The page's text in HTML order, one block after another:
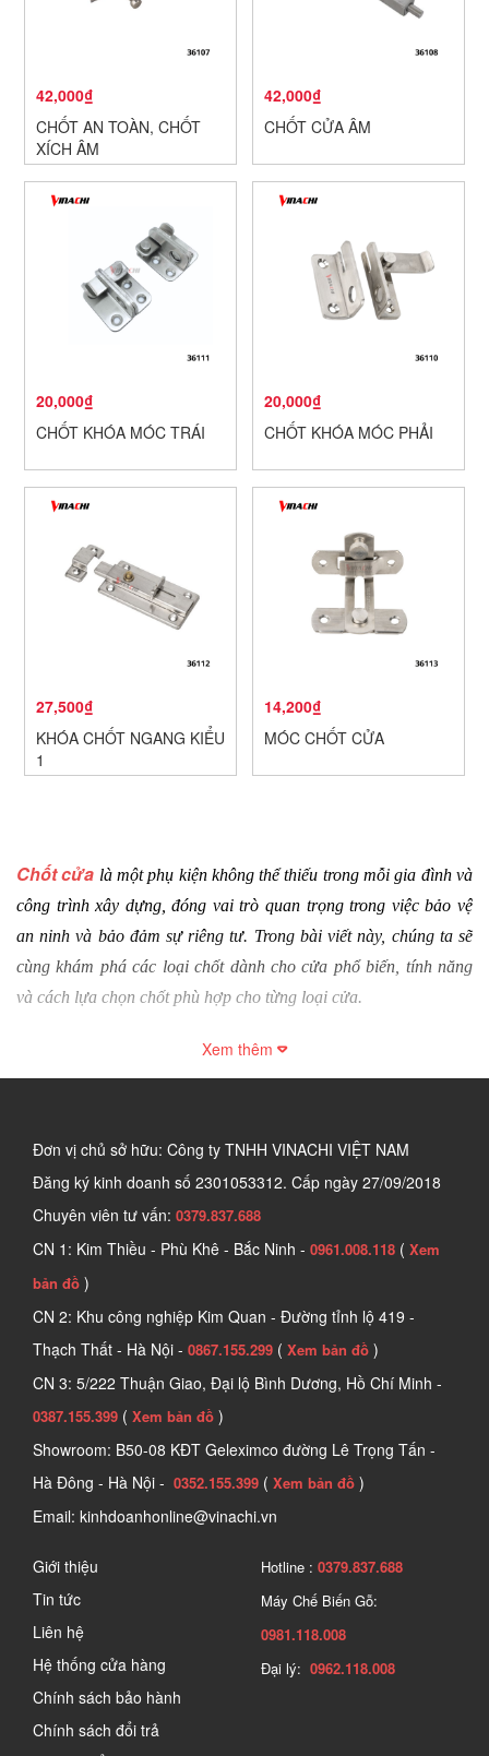
42,000₫
CHỐT AN TOÀN, CHỐT
XÍCH ÂM
42,000₫
CHỐT CỬA ÂM
20,000₫
CHỐT KHÓA MÓC TRÁI
20,000₫
CHỐT KHÓA MÓC PHẢI
27,500₫
KHÓA CHỐT NGANG KIỂU
1
14,200₫
MÓC CHỐT CỬA
Chốt cửa là một phụ kiện không thể thiếu trong mỗi gia đình và
công trình xây dựng, đóng vai trò quan trọng trong việc bảo vệ
an ninh và bảo đảm sự riêng tư. Trong bài viết này, chúng ta sẽ
cùng khám phá các loại chốt dành cho cửa phổ biến, tính năng
và cách lựa chọn chốt phù hợp cho từng loại cửa.
1. Chốt cửa là gì?
Chốt cửa là thiết bị quan trọng có chức năng cố định cánh cửa
hoặc tác động bên ngoài. Việc lắp đặt chốt cho cửa giúp tăng độ
an toàn, bảo vệ tài sản và đảm bảo sự riêng tư cho không gian
Tìm hiểu về các sản phẩm chốt dành cho cửa
2. Ứng dụng chính của chốt cửa
Chốt cửa mang lại nhiều tiện ích, có thể được lắp đặt linh hoạt ở
nhiều không gian khác nhau tùy vào từng loại cửa và nhu cầu sử
dụng.
Nhà ở:
Chốt thường được lắp ở cửa chính, cửa phòng ngủ, cửa
Xem thêm
Đơn vị chủ sở hữu: Công ty TNHH VINACHI VIỆT NAM
Đăng ký kinh doanh số 2301053312. Cấp ngày 27/09/2018
Chuyên viên tư vấn: 0379.837.688
CN 1: Kim Thiều - Phù Khê - Bắc Ninh - 0961.008.118 ( Xem
bản đồ )
CN 2: Khu công nghiệp Kim Quan - Đường tỉnh lộ 419 -
Thạch Thất - Hà Nội - 0867.155.299 ( Xem bản đồ )
CN 3: 5/222 Thuận Giao, Đại lộ Bình Dương, Hồ Chí Minh -
0387.155.399 ( Xem bản đồ )
Showroom: B50-08 KĐT Geleximco đường Lê Trọng Tấn -
Hà Đông - Hà Nội - 0352.155.399 ( Xem bản đồ )
Email: kinhdoanhonline@vinachi.vn
Giới thiệu
Tin tức
Liên hệ
Hệ thống cửa hàng
Chính sách bảo hành
Chính sách đổi trả
Hotline : 0379.837.688
Máy Chế Biến Gỗ:
0981.118.008
Đại lý: 0962.118.008